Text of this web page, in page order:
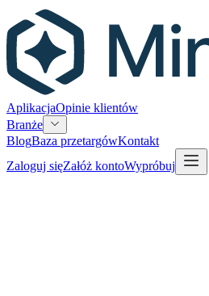
AplikacjaOpinie klientów
Branże
BlogBaza przetargówKontakt
Zaloguj sięZałóż kontoWypróbuj